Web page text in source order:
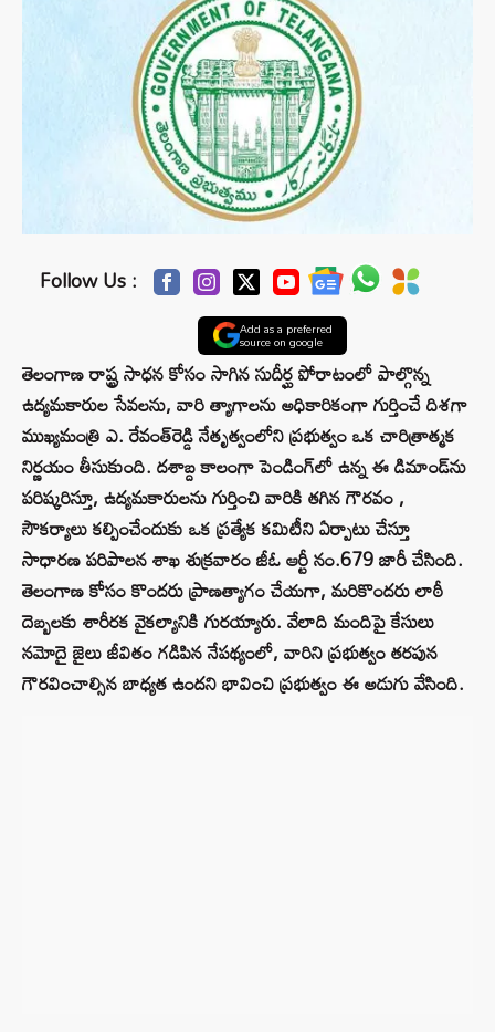
Follow Us :
Add as a preferred
source on google
తెలంగాణ రాష్ట్ర సాధన కోసం సాగిన సుదీర్ఘ పోరాటంలో పాల్గొన్న
ఉద్యమకారుల సేవలను, వారి త్యాగాలను అధికారికంగా గుర్తించే దిశగా
ముఖ్యమంత్రి ఎ. రేవంత్‌రెడ్డి నేతృత్వంలోని ప్రభుత్వం ఒక చారిత్రాత్మక
నిర్ణయం తీసుకుంది. దశాబ్ద కాలంగా పెండింగ్‌లో ఉన్న ఈ డిమాండ్‌ను
పరిష్కరిస్తూ, ఉద్యమకారులను గుర్తించి వారికి తగిన గౌరవం ,
సౌకర్యాలు కల్పించేందుకు ఒక ప్రత్యేక కమిటీని ఏర్పాటు చేస్తూ
సాధారణ పరిపాలన శాఖ శుక్రవారం జీఓ ఆర్టీ నం.679 జారీ చేసింది.
తెలంగాణ కోసం కొందరు ప్రాణత్యాగం చేయగా, మరికొందరు లాఠీ
దెబ్బలకు శారీరక వైకల్యానికి గురయ్యారు. వేలాది మందిపై కేసులు
నమోదై జైలు జీవితం గడిపిన నేపథ్యంలో, వారిని ప్రభుత్వం తరపున
గౌరవించాల్సిన బాధ్యత ఉందని భావించి ప్రభుత్వం ఈ అడుగు వేసింది.